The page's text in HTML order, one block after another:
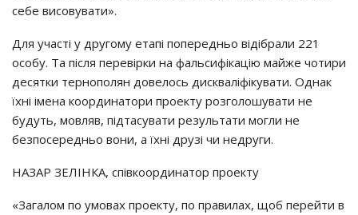
себе висовувати».
Для участі у другому етапі попередньо відібрали 221
особу. Та після перевірки на фальсифікацію майже чотири
десятки тернополян довелось дискваліфікувати. Однак
їхні імена координатори проекту розголошувати не
будуть, мовляв, підтасувати результати могли не
безпосередньо вони, а їхні друзі чи недруги.
НАЗАР ЗЕЛІНКА, співкоординатор проекту
«Загалом по умовах проекту, по правилах, щоб перейти в